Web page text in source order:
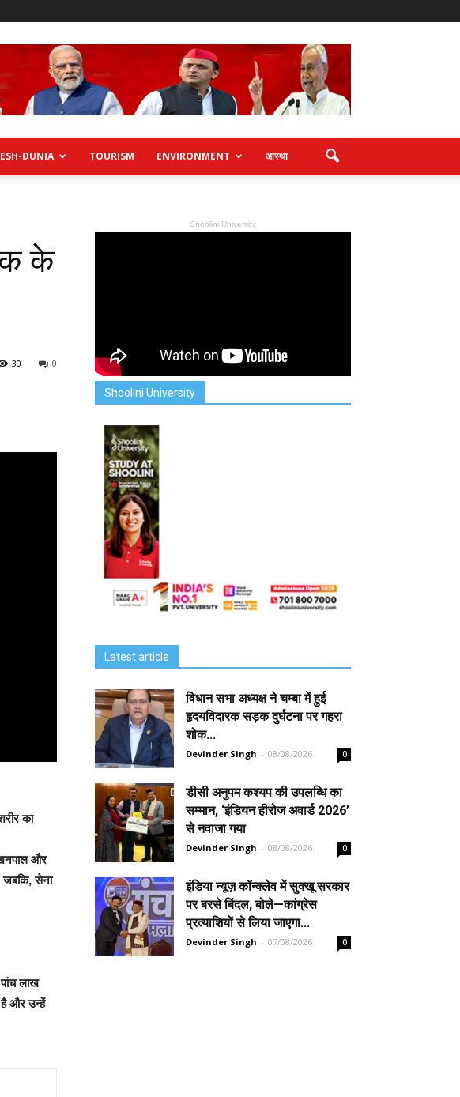
DUNIA TOURISM ENVIRONMENT आस्था
के
0
30
का
और
जबकि, सेना
लाख
और उन्हें
Shoolini University
Shoolini University
Latest article
विधान सभा अध्यक्ष ने चम्बा में हुई
हृदयविदारक सड़क दुर्घटना पर गहरा
शोक...
Devinder Singh - 08/08/2026 0
डीसी अनुपम कश्यप की उपलब्धि का
सम्मान, ‘इंडियन हीरोज अवार्ड 2026’
से नवाजा गया
Devinder Singh - 08/08/2026 0
इंडिया न्यूज़ कॉन्क्लेव में सुक्खू सरकार
पर बरसे बिंदल, बोले—कांग्रेस
प्रत्याशियों से लिया जाएगा...
Devinder Singh - 07/08/2026 0